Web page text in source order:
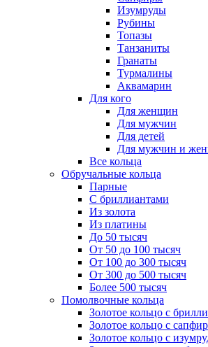
Изумруды
Рубины
Топазы
Танзаниты
Гранаты
Турмалины
Аквамарин
Для кого
Для женщин
Для мужчин
Для детей
Для мужчин и
Все кольца
Обручальные кольца
Парные
С бриллиантами
Из золота
Из платины
До 50 тысяч
От 50 до 100 тысяч
От 100 до 300 тысяч
От 300 до 500 тысяч
Более 500 тысяч
Помолвочные кольца
Золотое кольцо с
Золотое кольцо с
Золотое кольцо с